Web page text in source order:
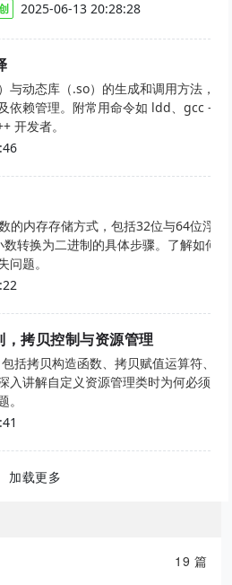
2025-06-13 20:28:28
与动态库（.so）的生成和调用方法，包
依赖管理。附常用命令如 ldd、gcc -
开发者。
的内存存储方式，包括32位与64位浮点
转换为二进制的具体步骤。了解如何
题。
拷贝控制与资源管理
括拷贝构造函数、拷贝赋值运算符、析
入讲解自定义资源管理类时为何必须遵
加载更多
19 篇